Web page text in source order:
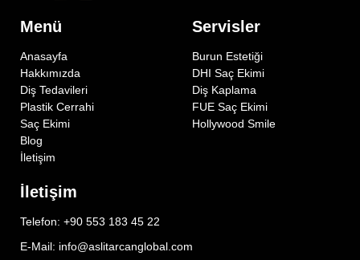
Menü
Anasayfa
Hakkımızda
Diş Tedavileri
Plastik Cerrahi
Saç Ekimi
Blog
İletişim
Servisler
Burun Estetiği
DHI Saç Ekimi
Diş Kaplama
FUE Saç Ekimi
Hollywood Smile
İletişim
Telefon: +90 553 183 45 22
E-Mail: info@aslitarcanglobal.com